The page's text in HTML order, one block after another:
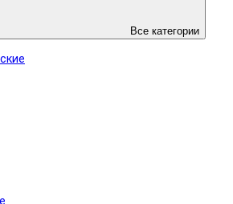
Все категории